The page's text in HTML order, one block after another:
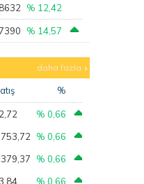
% 12,42
% 14,57
daha fazla
%
% 0,66
% 0,66
% 0,66
% 0,66